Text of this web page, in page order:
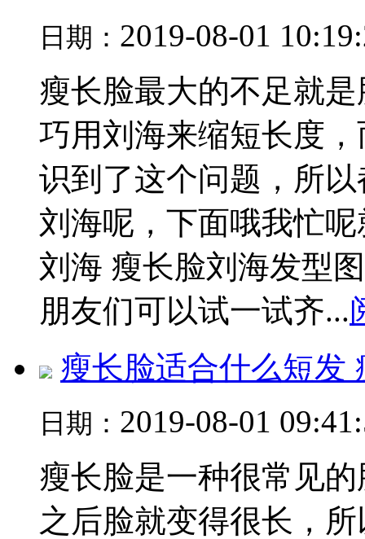
日期： 2019-08-01
瘦长脸最大的不足就
巧用刘海来缩短长度
识到了这个问题，所
刘海呢，下面哦我忙
刘海 瘦长脸刘海发型
朋友们可以试一试齐...
瘦长脸适合什么短发
日期： 2019-08-01
瘦长脸是一种很常见
之后脸就变得很长，